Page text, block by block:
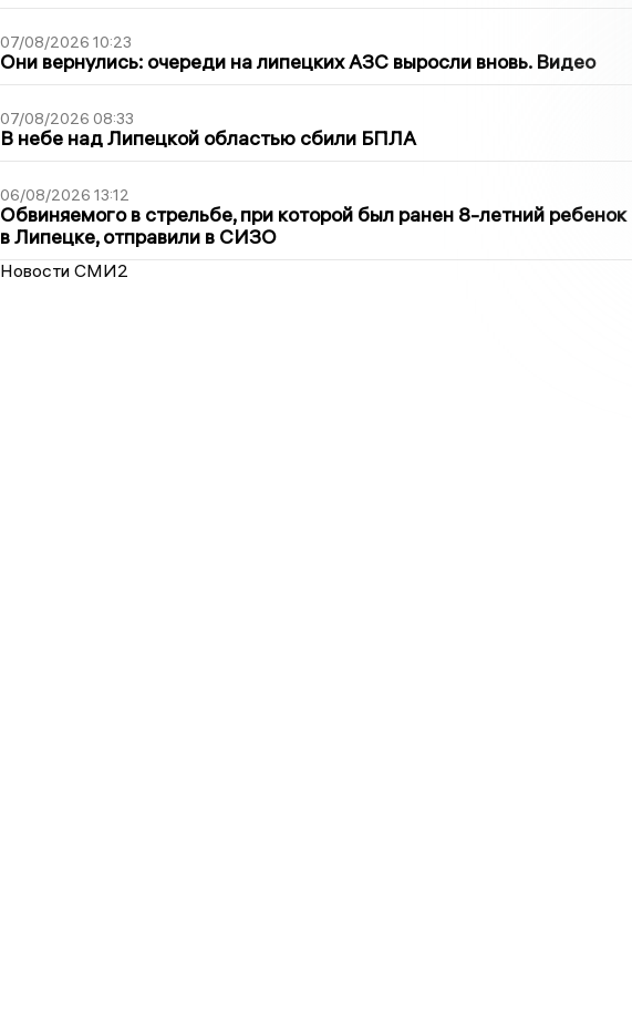
07/08/2026 10:23
Они вернулись: очереди на липецких АЗС выросли вновь. Видео
07/08/2026 08:33
В небе над Липецкой областью сбили БПЛА
06/08/2026 13:12
Обвиняемого в стрельбе, при которой был ранен 8-летний ребенок
в Липецке, отправили в СИЗО
Новости СМИ2